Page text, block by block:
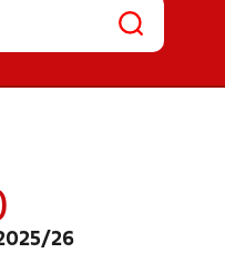
26